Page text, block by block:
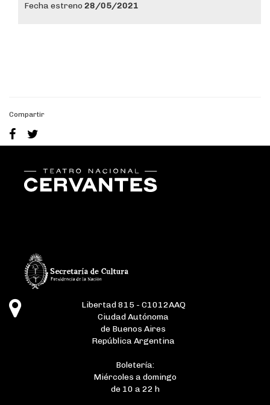
Fecha estreno 28/05/2021
Compartir
Libertad 815 - C1012AAQ
Ciudad Autónoma
de Buenos Aires
República Argentina
Boletería:
Miércoles a domingo
de 10 a 22 h